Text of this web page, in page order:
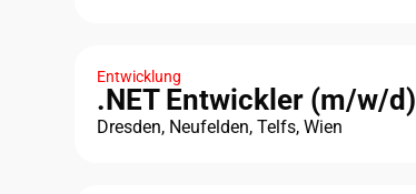
Entwicklung
.NET Entwickler (m/w/d)
Dresden, Neufelden, Telfs, Wien